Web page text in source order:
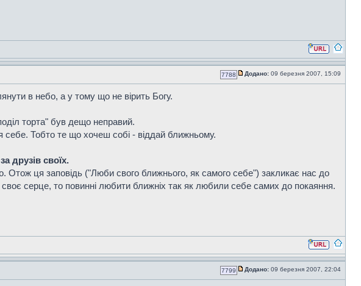
7788 Додано: 09 березня 2007, 15:09
в небо, а у тому що не вірить Богу.
торта" був дещо неправий.
Тобто те що хочеш собі - віддай ближньому.
друзів своїх.
ця заповідь ("Люби свого ближнього, як самого себе") закликає нас до
серце, то повинні любити ближніх так як любили себе самих до покаяння.
7799 Додано: 09 березня 2007, 22:04